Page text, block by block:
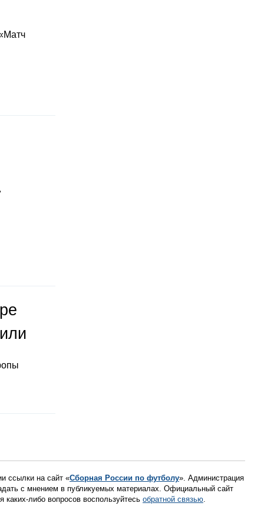
ссылки на сайт «Сборная России по футболу». Администрация
с мнением в публикуемых материалах. Официальный сайт
либо вопросов воспользуйтесь обратной связью.